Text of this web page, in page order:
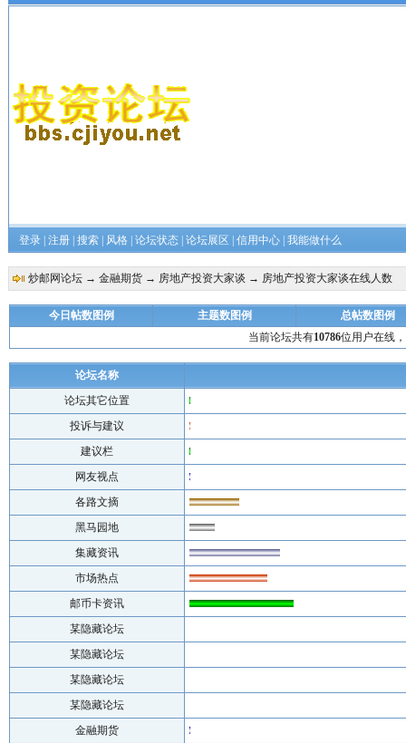
登录| 注册| 搜索| 风格| 论坛状态| 论坛展区 信用中心| 我能做什么
炒邮网论坛→ 金融期货→ 房地产投资大家谈 → 房地产投资大家谈在线人数
今日帖数图例 主题数图例
总帖数图例
当前论坛共有10786位用户在线
论坛名称
论坛其它位置
投诉与建议
建议栏
网友视点
各路文摘
黑马园地
集藏资讯
市场热点
邮币卡资讯
某隐藏论坛
某隐藏论坛
某隐藏论坛
某隐藏论坛
金融期货